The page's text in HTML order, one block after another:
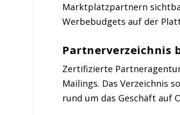
Marktplatzpartnern
Werbebudgets auf der
Partnerverzeichnis
Zertifizierte
Mailings. Das Verzeichnis
rund um das Geschäft auf